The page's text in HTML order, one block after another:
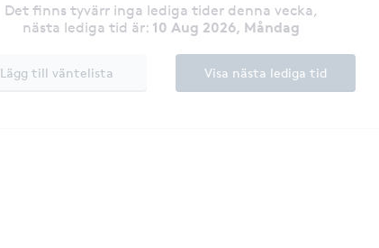
Det finns tyvärr inga lediga tider denna vecka,
nästa lediga tid är: 10 Aug 2026, Måndag
Lägg till väntelista Visa nästa lediga tid